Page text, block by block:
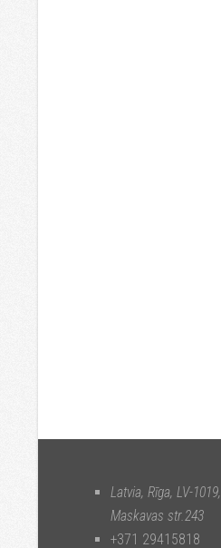
Latvia, Rīga, LV-1019,
Maskavas str.243
+371 29415818